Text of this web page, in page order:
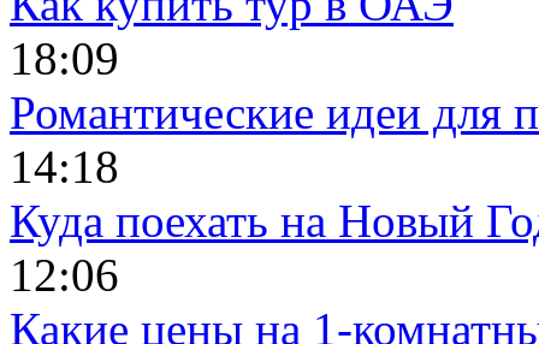
18:09
Романтические идеи для
14:18
Куда поехать на Новый
12:06
Какие цены на 1-